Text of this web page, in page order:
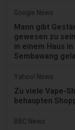
Google News
Mann gibt
gewesen zu
in einem Haus
Sembawang
Yahoo! News
Zu viele Vape-
behaupten
BBC News